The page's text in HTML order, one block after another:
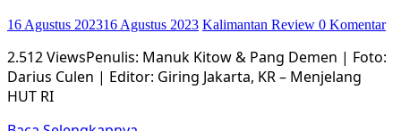
16 Agustus 202316 Agustus 2023 Kalimantan Review 0 Komentar
2.512 ViewsPenulis: Manuk Kitow & Pang Demen | Foto:
Darius Culen | Editor: Giring Jakarta, KR – Menjelang
HUT RI